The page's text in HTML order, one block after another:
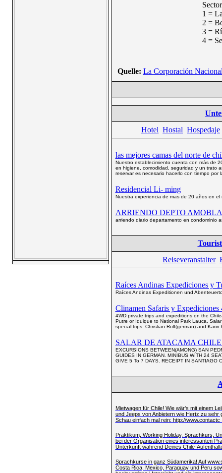
1 =
2 =
3 =
4 =
Quelle: La Corporación
Hotel Hostal Hospedaje
las mejores camas del norte de
Nuestro establecimiento cuenta con más de
en higiene, comodidad, seguridad y un trato
reservar es necesario hacerlo con tiempo por
Residencial Li- ming
Nuestra experiencia de mas de 20 años en
ARRIENDO DEPTO
arriendo diario departamento en condominio
Reiseveranstalter
Raíces Andinas Expediciones y
Raíces Andinas Expeditionen und
Clinamen Safaris y
4WD private trips and expeditions on the
Putre or Iquique to National Park Lauca,
special trips. Christian Rolf(german) and Karin
SALAR DE ATACAMA CHILE
EXCURSIONS BETWEEN(AMONG) SAN
GUIDES IN GERMAN. MINIBUS WITH 24
GIVE 5 To 7 DAYS. RECEIPT IN SANTIAGO
Mietwagen für Chile! Wie wär's mit einem
und Jeeps von Anbietern wie Hertz zu sehr
Schau einfach mal rein: http://www.contactc
Praktikum, Working Holiday, Sprachkurs,
bei der Organisation eines interessanten
Unterkunft während Deines Chile-
Sprachkurse in ganz Südamerika! Auf
Costa Rica, Mexico, Paraguay und Peru